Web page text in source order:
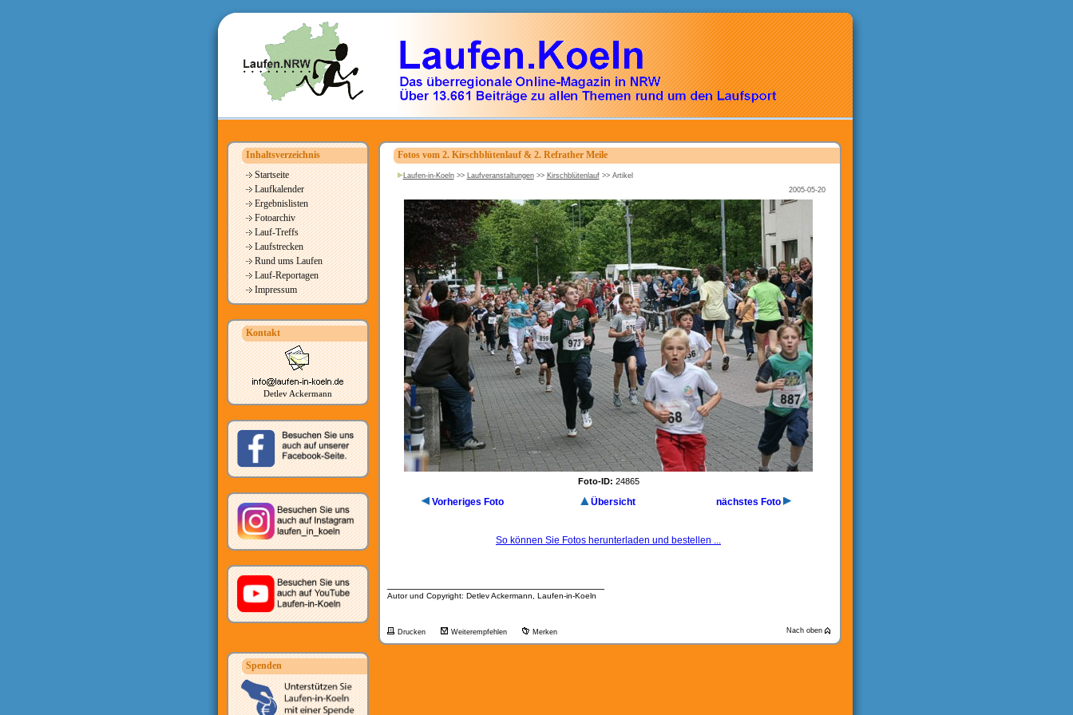
Inhaltsverzeichnis
Startseite
Laufkalender
Ergebnislisten
Fotoarchiv
Lauf-Treffs
Laufstrecken
Rund ums Laufen
Lauf-Reportagen
Impressum
Kontakt
Detlev Ackermann
Spenden
Fotos vom 2. Kirschblütenlauf & 2. Refrather Meile
Laufen-in-Koeln>> Laufveranstaltungen>> Kirschblütenlauf>> Artikel
2005-05-20
Foto-ID: 24865
Vorheriges Foto Übersicht nächstes Foto
So können Sie Fotos herunterladen und bestellen ...
Autor und Copyright: Detlev Ackermann, Laufen-in-Koeln
Drucken Weiterempfehlen Merken Nach oben